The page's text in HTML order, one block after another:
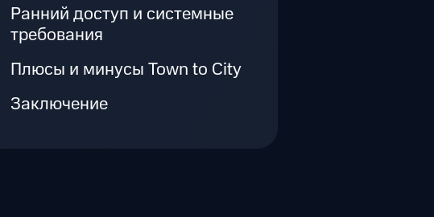
Ранний доступ и системные
требования
Плюсы и минусы Town to City
Заключение